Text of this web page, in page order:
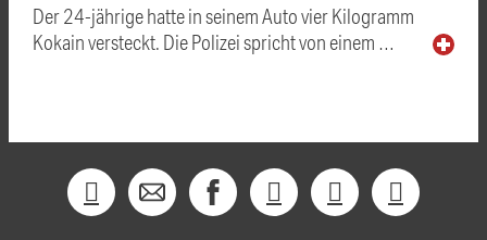
Der 24-jährige hatte in seinem Auto vier Kilogramm
Kokain versteckt. Die Polizei spricht von einem …